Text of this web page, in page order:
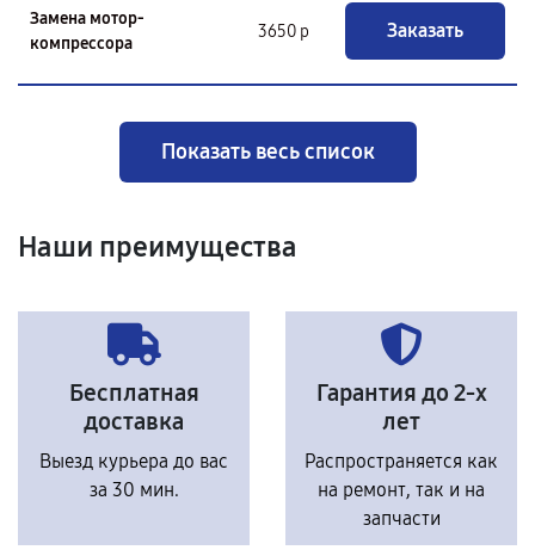
Замена мотор-
компрессора
3650 р Заказать
Показать весь список
Наши преимущества
Бесплатная
доставка
Выезд курьера до вас
за 30 мин.
Гарантия до 2-х
лет
Распространяется как
на ремонт, так и на
запчасти